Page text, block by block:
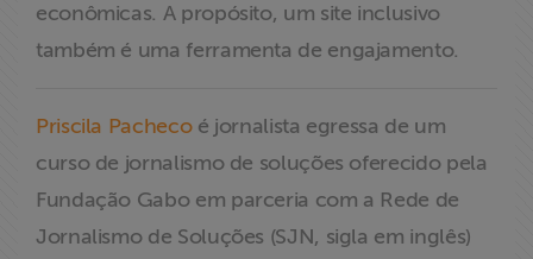
econômicas. A propósito, um site inclusivo
também é uma ferramenta de engajamento.
Priscila Pachecoé jornalista egressa de um
curso de jornalismo de soluções oferecido pela
Fundação Gabo em parceria com a Rede de
Jornalismo de Soluções (SJN, sigla em inglês)